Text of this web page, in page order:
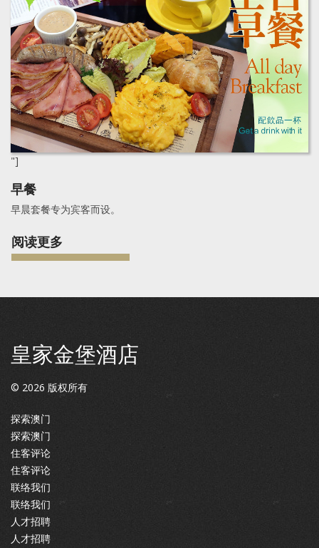
"]
早餐
早晨套餐专为宾客而设。
阅读更多
皇家金堡酒店
© 2026 版权所有
探索澳门
探索澳门
住客评论
住客评论
联络我们
联络我们
人才招聘
人才招聘